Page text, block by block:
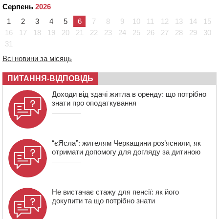
09:42 Ветерани МСК “Дніпро” вибороли бронзу чемпіонату
України
08:57
На Уманщині підрядника зобов’язали сплатити понад
08:20
Обрано претендента на посаду директора
Мокрокалигірського психоневрологічного інтернату
07:23 Уманські міграційники видворили з країни грузина,
який відсидів термін у колонії
Серпень 2026
1
2 3 4 5 6 7 8 9 10 11 12 13 14
15
16
17 18 19 20 21 22 23 24 25 26 27 28 29
30
31
Всі новини за місяць
ПИТАННЯ-ВІДПОВІДЬ
Доходи від здачі житла в оренду: що потрібно
знати про оподаткування
“єЯсла”: жителям Черкащини роз’яснили, як
отримати допомогу для догляду за дитиною
Не вистачає стажу для пенсії: як його
докупити та що потрібно знати